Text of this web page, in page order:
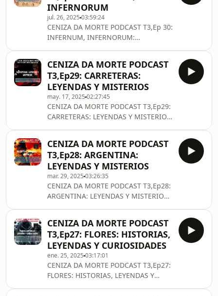
INFERNORUM
jul. 26, 2025 03:59:24
CENIZA DA MORTE PODCAST T3,Ep 30:
INFERNUM, INFERNORUM:
EDITA ANTONIO CENIZA ALFONSO.
CONTENIDO: NARAKA,EL INFIERNO
BUDISTA. EL GEH
CENIZA DA MORTE PODCAST
T3,Ep29: CARRETERAS:
LEYENDAS Y MISTERIOS
may. 17, 2025 02:27:45
CENIZA DA MORTE PODCAST T3,Ep29:
CARRETERAS: LEYENDAS Y MISTERIOS
KILÓMETRO 239 DE LA CARRETERA
MALDITA. CARRETERA SOBRENA
CENIZA DA MORTE PODCAST
T3,Ep28: ARGENTINA:
LEYENDAS Y MISTERIOS
mar. 29, 2025 03:26:35
CENIZA DA MORTE PODCAST T3,Ep28:
ARGENTINA: LEYENDAS Y MISTERIOS
LEYENDA DE LA DIFUNTA CORREA. LA
LUZ MALA ARGENTINA. LEYENDA DEL
MIKILO. LEYENDA DEL ALMAMULA, LA
CONDENADA. LEYENDA DEL CERRO DE
LOS SIETE COLORES. LEYEND
CENIZA DA MORTE PODCAST
T3,Ep27: FLORES: HISTORIAS,
LEYENDAS Y CURIOSIDADES
ene. 25, 2025 03:17:01
CENIZA DA MORTE PODCAST T3,Ep27:
FLORES: HISTORIAS, LEYENDAS Y